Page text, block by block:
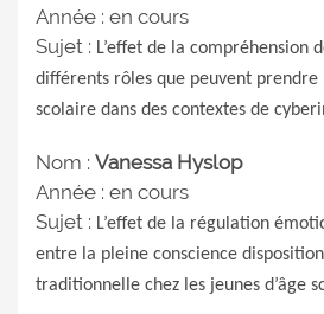
Année : en cours
Sujet : L’effet de la compréhension
différents rôles que peuvent prendre
scolaire dans des contextes de
Nom : Vanessa Hyslop
Année : en cours
Sujet : L’effet de la régulation
entre la pleine conscience
traditionnelle chez les jeunes d’âge